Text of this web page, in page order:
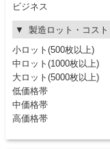
ビジネス
製造ロット・コスト
小ロット(500枚以上)
中ロット(1000枚以上)
大ロット(5000枚以上)
低価格帯
中価格帯
高価格帯